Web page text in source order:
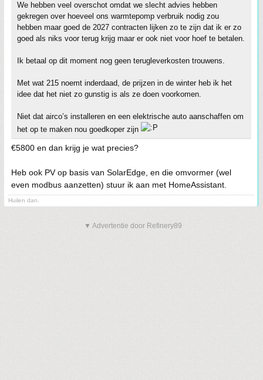
We hebben veel overschot omdat we slecht advies hebben
gekregen over hoeveel ons warmtepomp verbruik nodig zou
hebben maar goed de 2027 contracten lijken zo te zijn dat ik er zo
goed als niks voor terug krijg maar er ook niet voor hoef te betalen.
Ik betaal op dit moment nog geen terugleverkosten trouwens.
Met wat 215 noemt inderdaad, de prijzen in de winter heb ik het
idee dat het niet zo gunstig is als ze doen voorkomen.
Niet dat airco’s installeren en een elektrische auto aanschaffen om
het op te maken nou goedkoper zijn
€5800 en dan krijg je wat precies?
Heb ook PV op basis van SolarEdge, en die omvormer (wel
even modbus aanzetten) stuur ik aan met HomeAssistant.
Huilen dan.
▼ Advertentie door Refinery89